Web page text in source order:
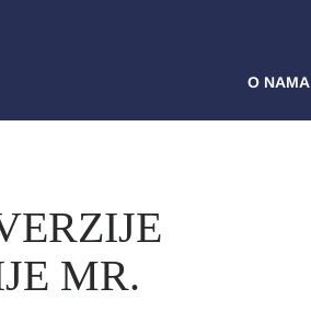
O NAMA
MR.